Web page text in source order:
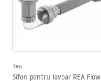
Rea
Sifon pentru lavoar REA Flow